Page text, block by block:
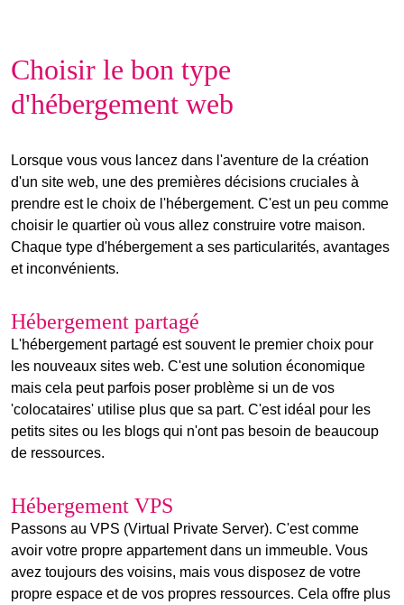
Choisir le bon type
d'hébergement web
Lorsque vous vous lancez dans l'aventure de la création
d'un site web, une des premières décisions cruciales à
prendre est le choix de l'hébergement. C'est un peu comme
choisir le quartier où vous allez construire votre maison.
Chaque type d'hébergement a ses particularités, avantages
et inconvénients.
Hébergement partagé
L'hébergement partagé est souvent le premier choix pour
les nouveaux sites web. C'est une solution économique
mais cela peut parfois poser problème si un de vos
'colocataires' utilise plus que sa part. C'est idéal pour les
petits sites ou les blogs qui n'ont pas besoin de beaucoup
de ressources.
Hébergement VPS
Passons au VPS (Virtual Private Server). C'est comme
avoir votre propre appartement dans un immeuble. Vous
avez toujours des voisins, mais vous disposez de votre
propre espace et de vos propres ressources. Cela offre plus